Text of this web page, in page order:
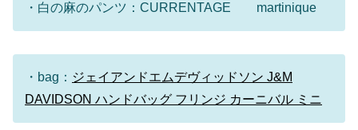
・白の麻のパンツ：CURRENTAGE martinique
・bag： ジェイアンドエムデヴィッドソン J&M
DAVIDSON ハンドバッグ フリンジ カーニバル ミニ